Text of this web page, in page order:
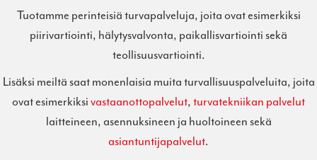
Tuotamme perinteisiä turvapalveluja, joita ovat esimerkiksi
piirivartiointi, hälytysvalvonta, paikallisvartiointi sekä
teollisuusvartiointi.
Lisäksi meiltä saat monenlaisia muita turvallisuuspalveluita, joita
ovat esimerkiksivastaanottopalvelut,turvatekniikan palvelut
laitteineen, asennuksineen ja huoltoineen sekä
asiantuntijapalvelut.